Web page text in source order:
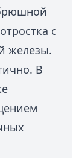
с
железы.
В